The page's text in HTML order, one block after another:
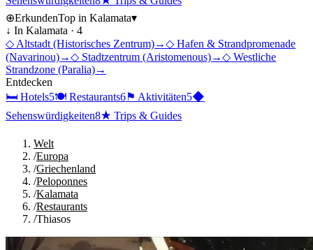
⊕ErkundenTop in Kalamata▾
↓ In Kalamata · 4
◇ Altstadt (Historisches Zentrum)→◇ Hafen & Strandpromenade
(Navarinou)→◇ Stadtzentrum (Aristomenous)→◇ Westliche
Strandzone (Paralia)→
Entdecken
🛏 Hotels5🍽 Restaurants6⚑ Aktivitäten5◆
Sehenswürdigkeiten8★ Trips & Guides
Welt
/Europa
/Griechenland
/Peloponnes
/Kalamata
/Restaurants
/Thiasos